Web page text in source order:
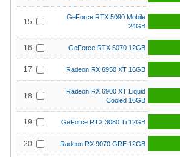
15
GeForce RTX 5090 Mobile
24GB
16 GeForce RTX 5070 12GB
17 Radeon RX 6950 XT 16GB
18
Radeon RX 6900 XT Liquid
Cooled 16GB
19 GeForce RTX 3080 Ti 12GB
20 Radeon RX 9070 GRE 12GB